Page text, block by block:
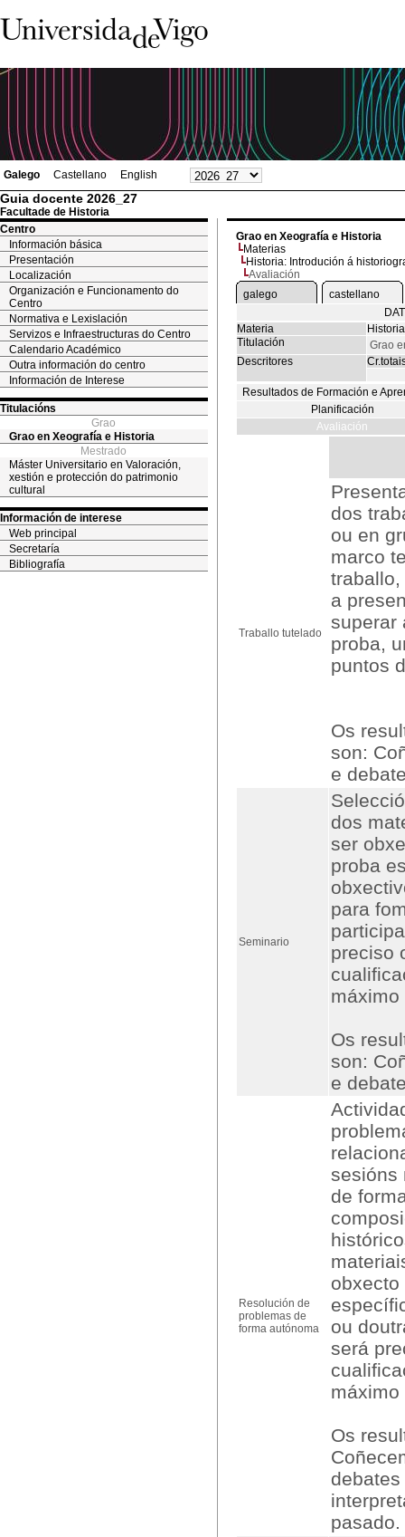
Galego Castellano English
Guia docente 2026_27
Facultade de Historia
Centro
Información básica
Presentación
Localización
Organización e Funcionamento do
Centro
Normativa e Lexislación
Servizos e Infraestructuras do Centro
Calendario Académico
Outra información do centro
Información de Interese
Titulacións
Grao
Grao en Xeografía e Historia
Mestrado
Máster Universitario en Valoración,
xestión e protección do patrimonio
cultural
Información de interese
Web principal
Secretaría
Bibliografía
Grao en Xeografía e Historia
Materias
Historia: Introdución á
Avaliación
galego
castellano
Materia
Titulación
Grao
Descritores
Resultados de Formación e
Planificación
Avaliación
Traballo tutelado
dos
ou en
marco
a
superar
proba,
puntos
Os
son:
e
Seminario
dos
ser
proba
para
preciso
máximo
Os
son:
e
Resolución de
problemas de
forma autónoma
sesións
de
ou
será
máximo
Os
pasado.